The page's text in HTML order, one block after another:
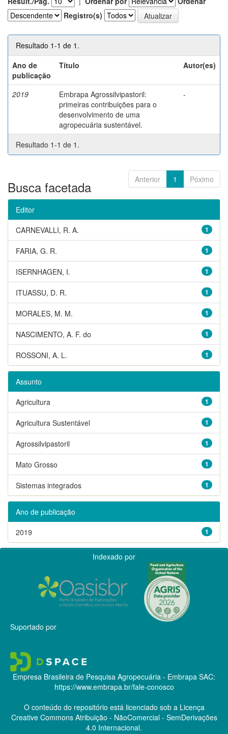
Registro(s)
Resultado 1-1 de 1.
Ano de
publicação
Título Autor(es)
2019
Embrapa Agrossilvipastoril:
primeiras contribuições para o
desenvolvimento de uma
agropecuária sustentável.
-
Resultado 1-1 de 1.
Anterior 1 Póximo
Busca facetada
Editor
1
CARNEVALLI, R. A.
1
FARIA, G. R.
1
ISERNHAGEN, I.
1
ITUASSU, D. R.
1
MORALES, M. M.
1
NASCIMENTO, A. F. do
1
ROSSONI, A. L.
Assunto
1
Agricultura
1
Agricultura Sustentável
1
Agrossilvipastoril
1
Mato Grosso
1
Sistemas integrados
Ano de publicação
1
2019
Indexado por
Suportado por
Empresa Brasileira de Pesquisa Agropecuária - Embrapa SAC:
https://www.embrapa.br/fale-conosco
O conteúdo do repositório está licenciado sob a Licença
Creative CommonsAtribuição - NãoComercial - SemDerivações
4.0 Internacional.